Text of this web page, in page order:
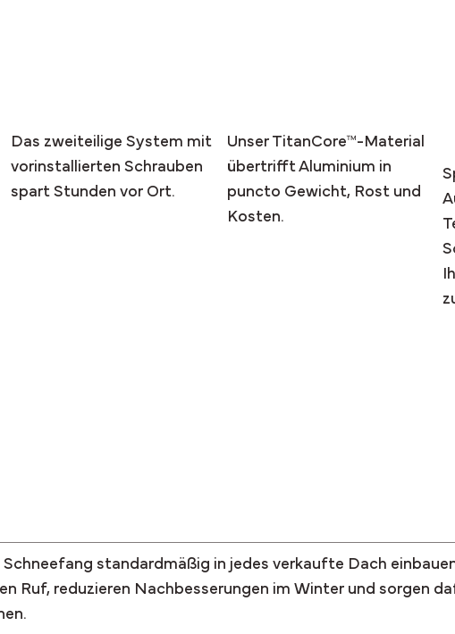
Das zweiteilige System mit
vorinstallierten Schrauben
spart Stunden vor Ort.
Unser TitanCore™-Material
übertrifft Aluminium in
puncto Gewicht, Rost und
Kosten.
Schneefang standardmäßig in jedes verkaufte Dach
Ruf, reduzieren Nachbesserungen im Winter und sorgen